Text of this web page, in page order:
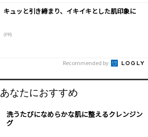
キュッと引き締まり、イキイキとした肌印象に
(PR)
Recommended by
あなたにおすすめ
洗うたびになめらかな肌に整えるクレンジン
グ